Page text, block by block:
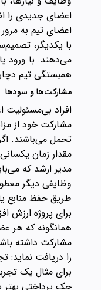
اعضای جدیدی را
اعضای تیم به
با یکدیگر،
می‌دهند. با ورود
همبستگی تیم
مشارکت‌ها و سودها
افراد بی‌مسئولیت
مشارکت خود از
تحمل می‌باشند.
مقدار زمان
مدیر ارشد که
وظایفی دیگر
طریق حفظ منابع
برای پروژه ارزش
همانگونه که هر
مشارکت داشته
را دریافت نماید:
برای مثال یک
چک پرداختی